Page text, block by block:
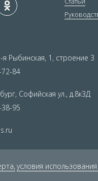
я Рыбинская, 1, строение 3
72-84
, Софийская ул., д.8к3Д
95
условия